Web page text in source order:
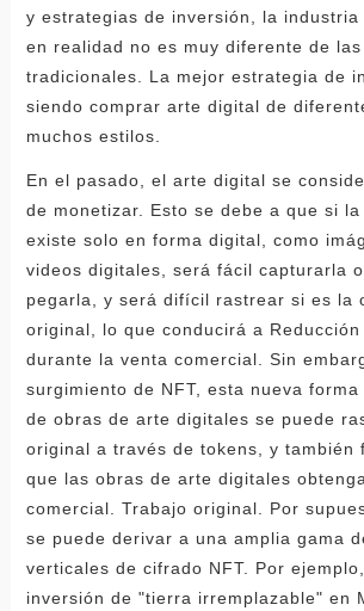
y estrategias de inversión, la
en realidad no es muy diferente de
tradicionales. La mejor estrategia de
siendo comprar arte digital de
muchos estilos.
En el pasado, el arte digital se
de monetizar. Esto se debe a que si
existe solo en forma digital, como
videos digitales, será fácil capturarla
pegarla, y será difícil rastrear si es la
original, lo que conducirá a
durante la venta comercial. Sin
surgimiento de NFT, esta nueva
de obras de arte digitales se puede
original a través de tokens, y también
que las obras de arte digitales
comercial. Trabajo original. Por
se puede derivar a una amplia gama
verticales de cifrado NFT. Por
inversión de "tierra irremplazable" en